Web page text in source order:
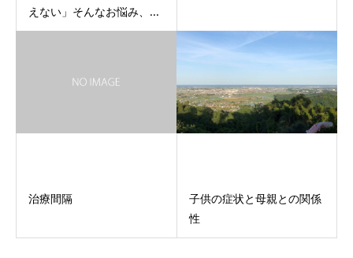
えない」そんなお悩み、...
治療間隔
子供の症状と母親との関係
性